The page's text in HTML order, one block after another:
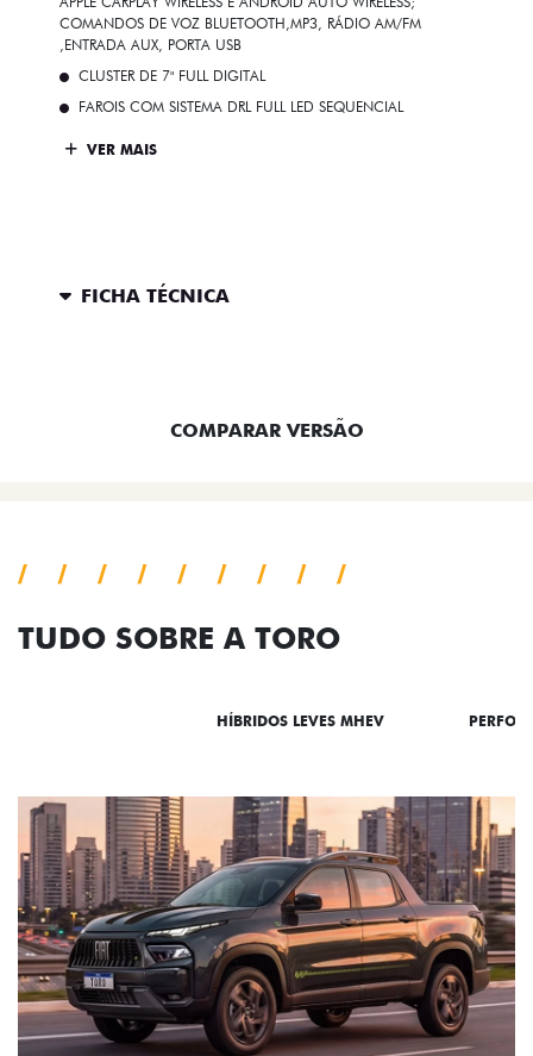
COMANDOS DE VOZ BLUETOOTH,MP3, RÁDIO AM/FM
,ENTRADA AUX, PORTA USB
CLUSTER DE 7" FULL DIGITAL
FAROIS COM SISTEMA DRL FULL LED SEQUENCIAL
VER MAIS
FICHA TÉCNICA
COMPARAR VERSÃO
TUDO SOBRE A TORO
HÍBRIDOS LEVES MHEV